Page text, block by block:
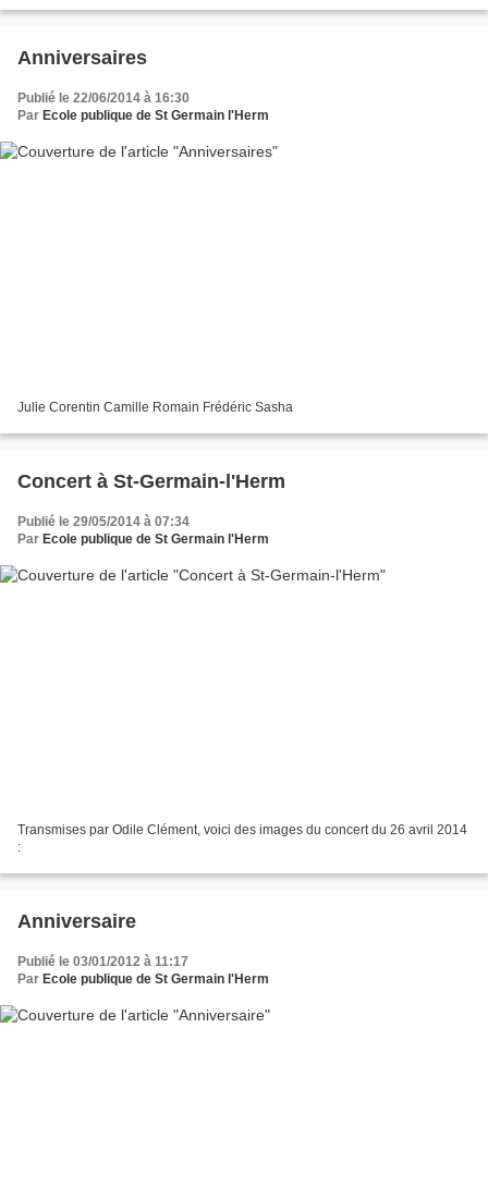
Anniversaires
Publié le 22/06/2014 à 16:30
Par Ecole publique de St Germain l'Herm
Julie Corentin Camille Romain Frédéric Sasha
Concert à St-Germain-l'Herm
Publié le 29/05/2014 à 07:34
Par Ecole publique de St Germain l'Herm
Transmises par Odile Clément, voici des images du concert du 26 avril 2014
:
Anniversaire
Publié le 03/01/2012 à 11:17
Par Ecole publique de St Germain l'Herm